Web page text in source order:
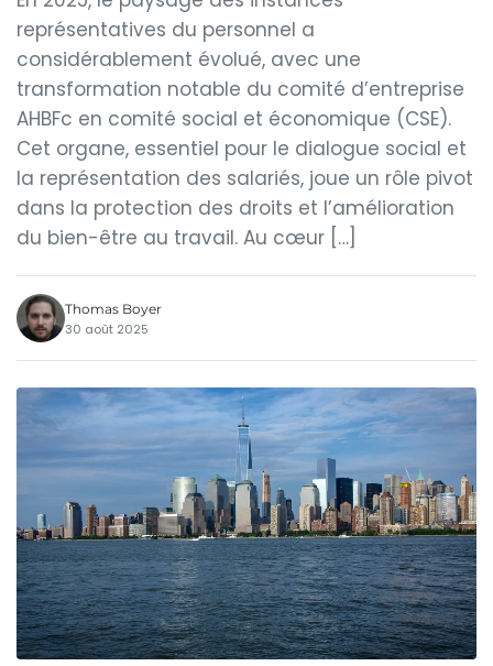
représentatives du personnel a
considérablement évolué, avec une
transformation notable du comité d’entreprise
AHBFc en comité social et économique (CSE).
Cet organe, essentiel pour le dialogue social et
la représentation des salariés, joue un rôle pivot
dans la protection des droits et l’amélioration
du bien-être au travail. Au cœur […]
Thomas Boyer
30 août 2025